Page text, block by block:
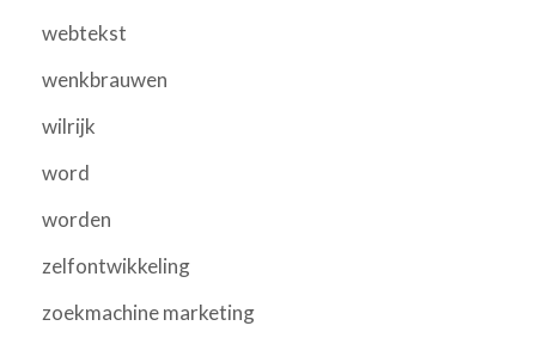
webtekst
wenkbrauwen
wilrijk
word
worden
zelfontwikkeling
zoekmachine marketing